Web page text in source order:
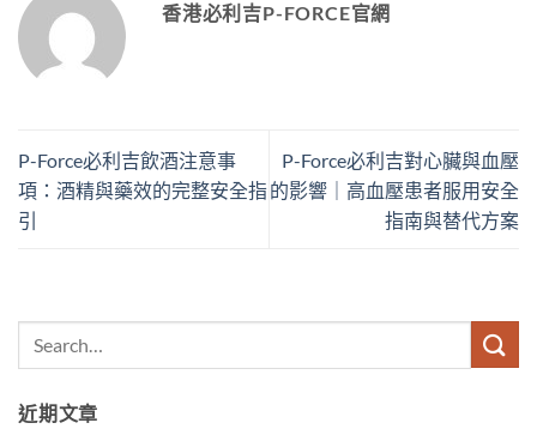
香港必利吉P-FORCE官網
P-Force必利吉飲酒注意事
項：酒精與藥效的完整安全指
引
P-Force必利吉對心臟與血壓
的影響｜高血壓患者服用安全
指南與替代方案
近期文章